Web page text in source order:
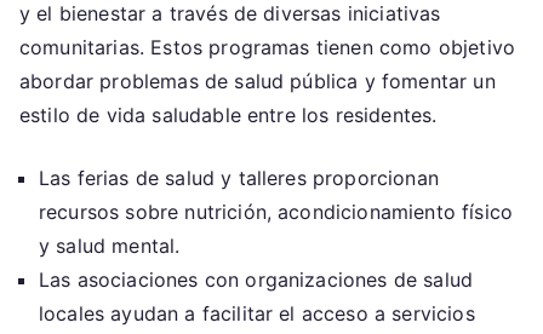
y el bienestar a través de diversas iniciativas
comunitarias. Estos programas tienen como objetivo
abordar problemas de salud pública y fomentar un
estilo de vida saludable entre los residentes.
Las ferias de salud y talleres proporcionan
recursos sobre nutrición, acondicionamiento físico
y salud mental.
Las asociaciones con organizaciones de salud
locales ayudan a facilitar el acceso a servicios